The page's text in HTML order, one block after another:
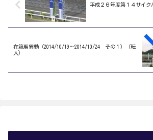
平成２６年度第１４サイ
在籍馬異動（2014/10/19～2014/10/24 その１）（転
入）